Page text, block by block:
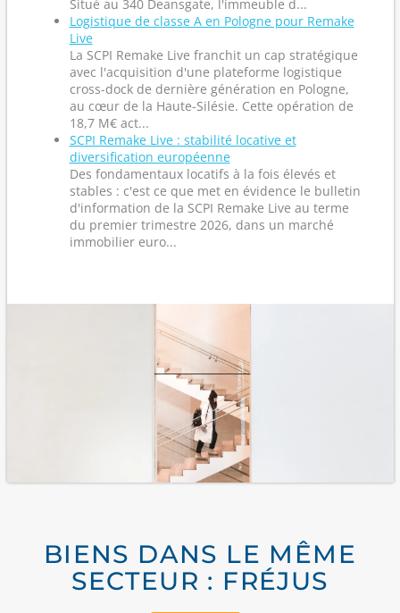
Situé au 340 Deansgate, l'immeuble d...
Logistique de classe A en Pologne pour Remake
Live
La SCPI Remake Live franchit un cap stratégique
avec l'acquisition d'une plateforme logistique
cross-dock de dernière génération en Pologne,
au cœur de la Haute-Silésie. Cette opération de
18,7 M€ act...
SCPI Remake Live : stabilité locative et
diversification européenne
Des fondamentaux locatifs à la fois élevés et
stables : c'est ce que met en évidence le bulletin
d'information de la SCPI Remake Live au terme
du premier trimestre 2026, dans un marché
immobilier euro...
BIENS DANS LE MÊME
SECTEUR : FRÉJUS